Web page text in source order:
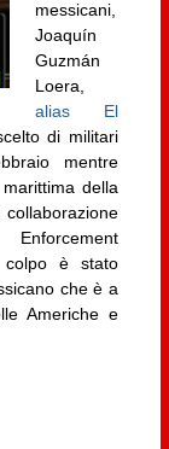
messicani,
Joaquín
Guzmán
Loera,
alias El
di militari
mentre
della
collaborazione
Enforcement
colpo è stato
che è a
Americhe e